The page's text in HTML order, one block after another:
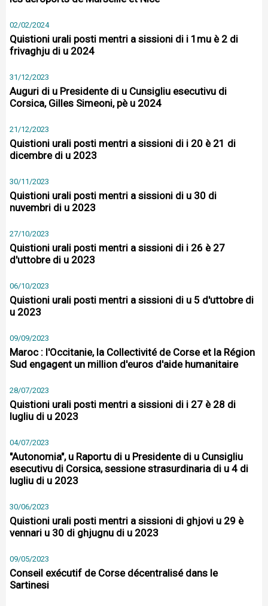
02/02/2024
Quistioni urali posti mentri a sissioni di i 1mu è 2 di
frivaghju di u 2024
31/12/2023
Auguri di u Presidente di u Cunsigliu esecutivu di
Corsica, Gilles Simeoni, pè u 2024
21/12/2023
Quistioni urali posti mentri a sissioni di i 20 è 21 di
dicembre di u 2023
30/11/2023
Quistioni urali posti mentri a sissioni di u 30 di
nuvembri di u 2023
27/10/2023
Quistioni urali posti mentri a sissioni di i 26 è 27
d'uttobre di u 2023
06/10/2023
Quistioni urali posti mentri a sissioni di u 5 d'uttobre di
u 2023
09/09/2023
Maroc : l'Occitanie, la Collectivité de Corse et la Région
Sud engagent un million d'euros d'aide humanitaire
28/07/2023
Quistioni urali posti mentri a sissioni di i 27 è 28 di
lugliu di u 2023
04/07/2023
"Autonomia", u Raportu di u Presidente di u Cunsigliu
esecutivu di Corsica, sessione strasurdinaria di u 4 di
lugliu di u 2023
30/06/2023
Quistioni urali posti mentri a sissioni di ghjovi u 29 è
vennari u 30 di ghjugnu di u 2023
09/05/2023
Conseil exécutif de Corse décentralisé dans le
Sartinesi